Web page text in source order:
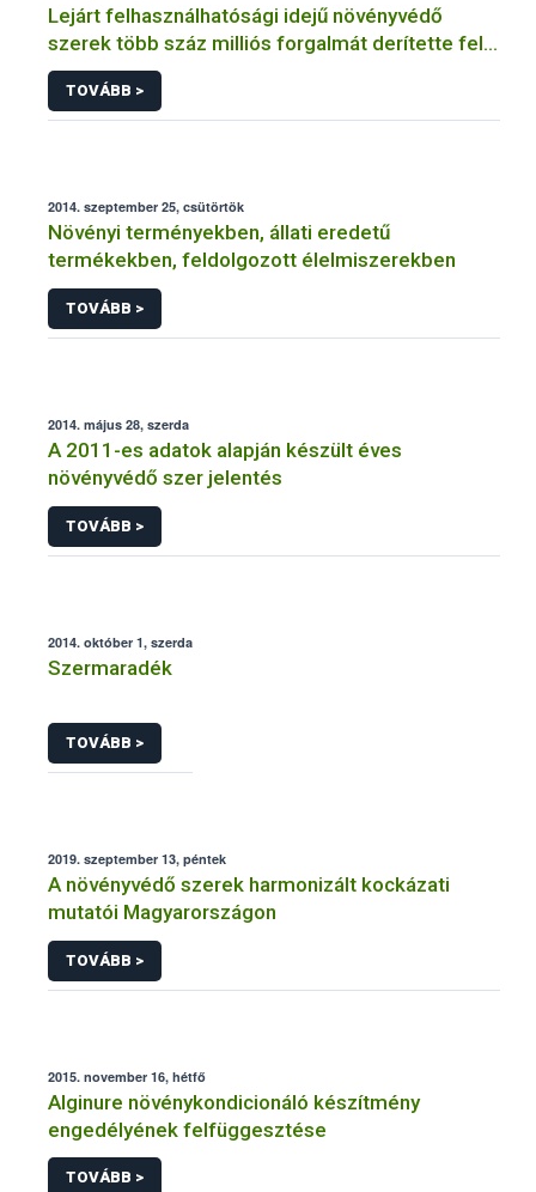
Lejárt felhasználhatósági idejű növényvédő
szerek több száz milliós forgalmát derítette fel a
NÉBIH
TOVÁBB >
2014. szeptember 25, csütörtök
Növényi terményekben, állati eredetű
termékekben, feldolgozott élelmiszerekben
TOVÁBB >
2014. május 28, szerda
A 2011-es adatok alapján készült éves
növényvédő szer jelentés
TOVÁBB >
2014. október 1, szerda
Szermaradék
TOVÁBB >
2019. szeptember 13, péntek
A növényvédő szerek harmonizált kockázati
mutatói Magyarországon
TOVÁBB >
2015. november 16, hétfő
Alginure növénykondicionáló készítmény
engedélyének felfüggesztése
TOVÁBB >